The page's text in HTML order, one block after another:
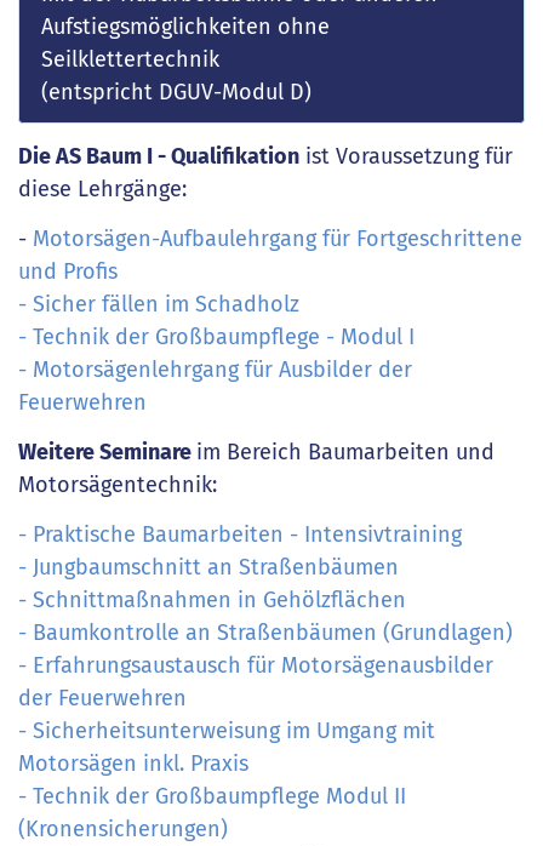
Aufstiegsmöglichkeiten ohne
Seilklettertechnik
(entspricht DGUV-Modul D)
Die AS Baum I - Qualifikation ist Voraussetzung für
diese Lehrgänge:
- Motorsägen-Aufbaulehrgang für Fortgeschrittene
und Profis
- Sicher fällen im Schadholz
- Technik der Großbaumpflege - Modul I
- Motorsägenlehrgang für Ausbilder der
Feuerwehren
Weitere Seminare im Bereich Baumarbeiten und
Motorsägentechnik:
- Praktische Baumarbeiten - Intensivtraining
- Jungbaumschnitt an Straßenbäumen
- Schnittmaßnahmen in Gehölzflächen
- Baumkontrolle an Straßenbäumen (Grundlagen)
- Erfahrungsaustausch für Motorsägenausbilder
der Feuerwehren
- Sicherheitsunterweisung im Umgang mit
Motorsägen inkl. Praxis
- Technik der Großbaumpflege Modul II
(Kronensicherungen)